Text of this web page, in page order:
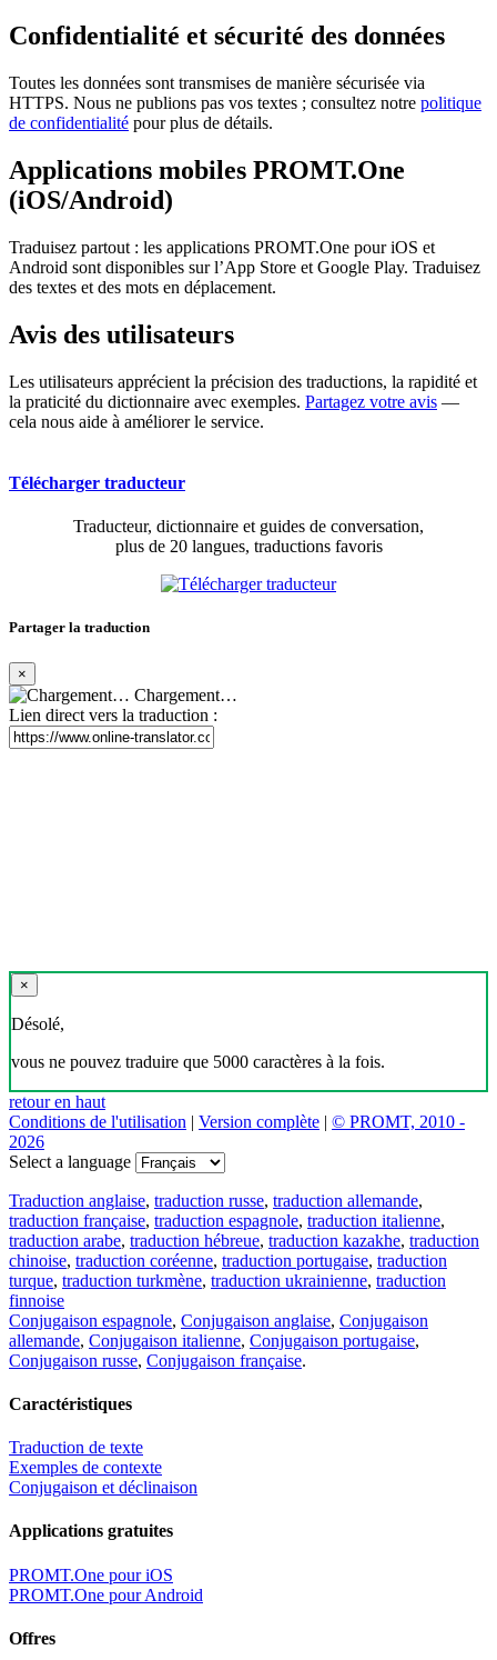
Confidentialité et sécurité des données
Toutes les données sont transmises de manière sécurisée via
HTTPS. Nous ne publions pas vos textes ; consultez notre politique
de confidentialité pour plus de détails.
Applications mobiles PROMT.One
(iOS/Android)
Traduisez partout : les applications PROMT.One pour iOS et
Android sont disponibles sur l’App Store et Google Play. Traduisez
des textes et des mots en déplacement.
Avis des utilisateurs
Les utilisateurs apprécient la précision des traductions, la rapidité et
la praticité du dictionnaire avec exemples. Partagez votre avis —
cela nous aide à améliorer le service.
Télécharger traducteur
Traducteur, dictionnaire et guides de conversation,
plus de 20 langues, traductions favoris
Partager la traduction
×
Chargement…
Lien direct vers la traduction :
×
Désolé,
vous ne pouvez traduire que 5000 caractères à la fois.
retour en haut
Conditions de l'utilisation | Version complète | © PROMT, 2010 -
2026
Select a language
Traduction anglaise, traduction russe, traduction allemande,
traduction française, traduction espagnole, traduction italienne,
traduction arabe, traduction hébreue, traduction kazakhe, traduction
chinoise, traduction coréenne, traduction portugaise, traduction
turque, traduction turkmène, traduction ukrainienne, traduction
finnoise
Conjugaison espagnole, Conjugaison anglaise, Conjugaison
allemande, Conjugaison italienne, Conjugaison portugaise,
Conjugaison russe, Conjugaison française.
Caractéristiques
Traduction de texte
Exemples de contexte
Conjugaison et déclinaison
Applications gratuites
PROMT.One pour iOS
PROMT.One pour Android
Offres